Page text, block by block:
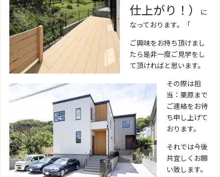
仕上がり！）
に
なっております。「
ご興味をお持ち頂けまし
たら是非一度ご見学をし
て頂ければと思います。
その際は担
当：栗原まで
ご連絡をお待
ち申し上げて
おります。
それでは今後
共宜しくお願
い致します。